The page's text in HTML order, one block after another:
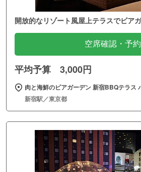
開放的なリゾート風屋上テラスでビア
空席確認・予約
平均予算 3,000円
肉と海鮮のビアガーデン 新宿BBQテラス
新宿駅／東京都